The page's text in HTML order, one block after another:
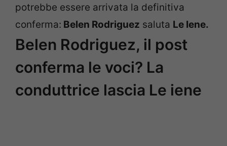
potrebbe essere arrivata la definitiva
conferma: Belen Rodriguez saluta Le Iene.
Belen Rodriguez, il post
conferma le voci? La
conduttrice lascia Le iene